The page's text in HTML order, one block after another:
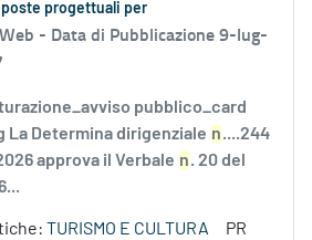
progettuali per
- Data di Pubblicazione 9-lug-
pubblico_card
La Determina dirigenziale n....244
approva il Verbale n. 20 del
TURISMO E CULTURA
PR